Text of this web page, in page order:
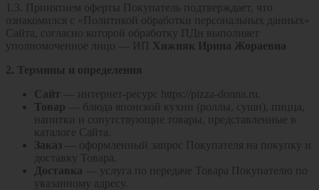
1.3. Принятием оферты Покупатель подтверждает, что
ознакомился c «Политикой обработки персональных данных»
Сайта, согласно которой обработку ПДн выполняет
уполномоченное лицо — ИП Хижняк Ирина Жораевна
2. Термины и определения
Сайт — интернет‑ресурс https://pizza-donna.ru.
Товар — блюда японской кухни (роллы, суши), пицца,
напитки и сопутствующие товары, представленные в
каталоге Сайта.
Заказ — оформленный запрос Покупателя на покупку и
доставку Товара.
Доставка — услуга по передаче Товара Покупателю по
указанному адресу.